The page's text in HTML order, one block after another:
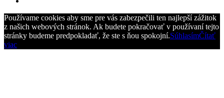
Používame cookies aby sme pre vás zabezpečili ten najlepší zážitok
z našich webových stránok. Ak budete pokračovať v používaní tejto
stránky budeme predpokladať, že ste s ňou spokojní.SúhlasímČítať
viac